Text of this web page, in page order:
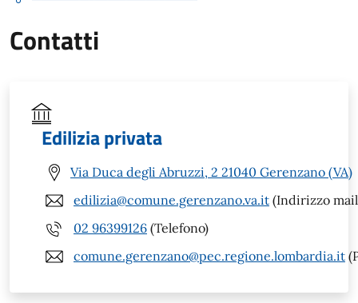
Contatti
Edilizia privata
Via Duca degli Abruzzi, 2 21040 Gerenzano (VA)
edilizia@comune.gerenzano.va.it (Indirizzo
02 96399126 (Telefono)
comune.gerenzano@pec.regione.lombardia.it